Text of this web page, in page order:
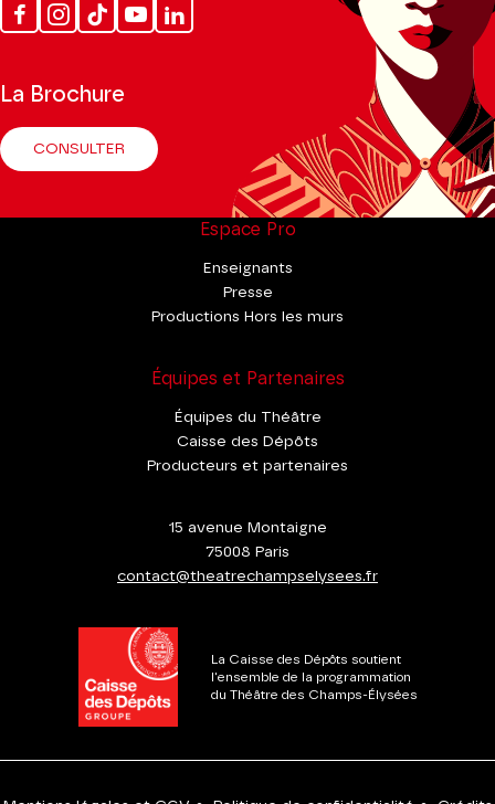
FacebookInstagram
Tik
Tok
YoutubeLinkedin
La Brochure
CONSULTER
Espace Pro
Enseignants
Presse
Productions Hors les murs
Équipes et Partenaires
Équipes du Théâtre
Caisse des Dépôts
Producteurs et partenaires
15 avenue Montaigne
75008 Paris
contact@theatrechampselysees.fr
La Caisse des Dépôts soutient
l'ensemble de la programmation
du Théâtre des Champs-Élysées